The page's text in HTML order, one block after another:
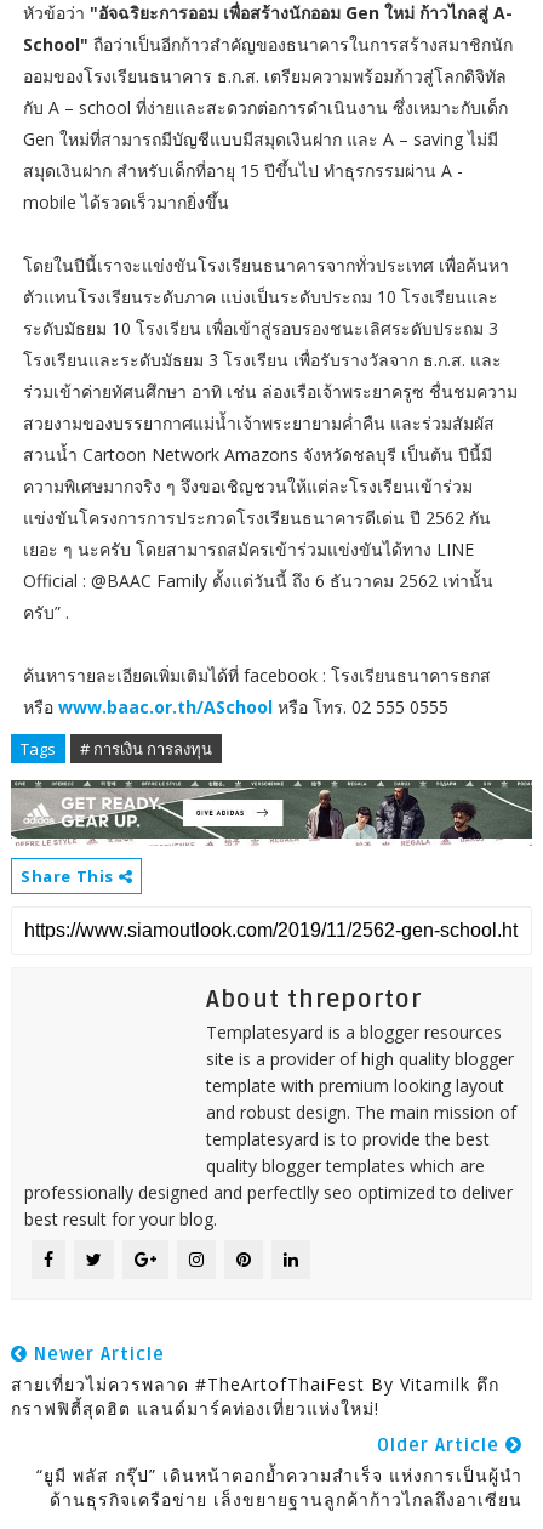
หัวข้อว่า "อัจฉริยะการออม เพื่อสร้างนักออม Gen ใหม่ ก้าวไกลสู่ A-
School" ถือว่าเป็นอีกก้าวสำคัญของธนาคารในการสร้างสมาชิกนัก
ออมของโรงเรียนธนาคาร ธ.ก.ส. เตรียมความพร้อมก้าวสู่โลกดิจิทัล
กับ A – school ที่ง่ายและสะดวกต่อการดำเนินงาน ซึ่งเหมาะกับเด็ก
Gen ใหม่ที่สามารถมีบัญชีแบบมีสมุดเงินฝาก และ A – saving ไม่มี
สมุดเงินฝาก สำหรับเด็กที่อายุ 15 ปีขึ้นไป ทำธุรกรรมผ่าน A -
mobile ได้รวดเร็วมากยิ่งขึ้น
โดยในปีนี้เราจะแข่งขันโรงเรียนธนาคารจากทั่วประเทศ เพื่อค้นหา
ตัวแทนโรงเรียนระดับภาค แบ่งเป็นระดับประถม 10 โรงเรียนและ
ระดับมัธยม 10 โรงเรียน เพื่อเข้าสู่รอบรองชนะเลิศระดับประถม 3
โรงเรียนและระดับมัธยม 3 โรงเรียน เพื่อรับรางวัลจาก ธ.ก.ส. และ
ร่วมเข้าค่ายทัศนศึกษา อาทิ เช่น ล่องเรือเจ้าพระยาครูซ ชื่นชมความ
สวยงามของบรรยากาศแม่น้ำเจ้าพระยายามค่ำคืน และร่วมสัมผัส
สวนน้ำ Cartoon Network Amazons จังหวัดชลบุรี เป็นต้น ปีนี้มี
ความพิเศษมากจริง ๆ จึงขอเชิญชวนให้แต่ละโรงเรียนเข้าร่วม
แข่งขันโครงการการประกวดโรงเรียนธนาคารดีเด่น ปี 2562 กัน
เยอะ ๆ นะครับ โดยสามารถสมัครเข้าร่วมแข่งขันได้ทาง LINE
Official : @BAAC Family ตั้งแต่วันนี้ ถึง 6 ธันวาคม 2562 เท่านั้น
ครับ” .
ค้นหารายละเอียดเพิ่มเติมได้ที่ facebook : โรงเรียนธนาคารธกส
หรือ www.baac.or.th/ASchoolหรือ โทร. 02 555 0555
Tags # การเงิน การลงทุน
Share This
About threportor
Templatesyard is a blogger resources
site is a provider of high quality blogger
template with premium looking layout
and robust design. The main mission of
templatesyard is to provide the best
quality blogger templates which are
professionally designed and perfectlly seo optimized to deliver
best result for your blog.
Newer Article
สายเที่ยวไม่ควรพลาด #TheArtofThaiFest By Vitamilk ตึก
กราฟฟิตี้สุดฮิต แลนด์มาร์คท่องเที่ยวแห่งใหม่!
Older Article
“ยูมี พลัส กรุ๊ป” เดินหน้าตอกย้ำความสำเร็จ แห่งการเป็นผู้นำ
ด้านธุรกิจเครือข่าย เล็งขยายฐานลูกค้าก้าวไกลถึงอาเซียน